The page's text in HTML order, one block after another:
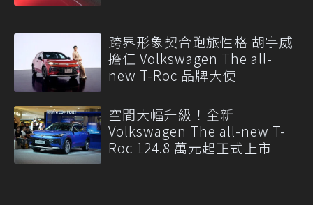
跨界形象契合跑旅性格 胡宇威
擔任 Volkswagen The all-
new T-Roc 品牌大使
空間大幅升級！全新
Volkswagen The all-new T-
Roc 124.8 萬元起正式上市